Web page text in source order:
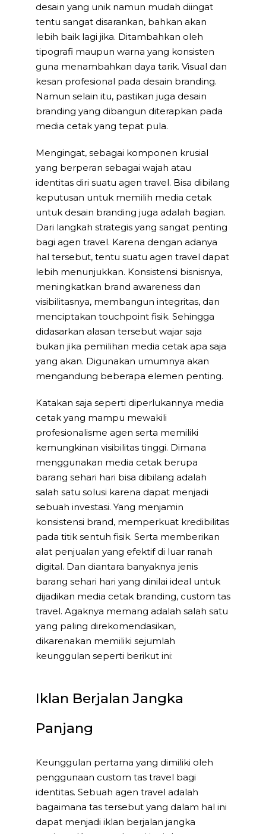
desain yang unik namun mudah diingat
tentu sangat disarankan, bahkan akan
lebih baik lagi jika. Ditambahkan oleh
tipografi maupun warna yang konsisten
guna menambahkan daya tarik. Visual dan
kesan profesional pada desain branding.
Namun selain itu, pastikan juga desain
branding yang dibangun diterapkan pada
media cetak yang tepat pula.
Mengingat, sebagai komponen krusial
yang berperan sebagai wajah atau
identitas diri suatu agen travel. Bisa dibilang
keputusan untuk memilih media cetak
untuk desain branding juga adalah bagian.
Dari langkah strategis yang sangat penting
bagi agen travel. Karena dengan adanya
hal tersebut, tentu suatu agen travel dapat
lebih menunjukkan. Konsistensi bisnisnya,
meningkatkan brand awareness dan
visibilitasnya, membangun integritas, dan
menciptakan touchpoint fisik. Sehingga
didasarkan alasan tersebut wajar saja
bukan jika pemilihan media cetak apa saja
yang akan. Digunakan umumnya akan
mengandung beberapa elemen penting.
Katakan saja seperti diperlukannya media
cetak yang mampu mewakili
profesionalisme agen serta memiliki
kemungkinan visibilitas tinggi. Dimana
menggunakan media cetak berupa
barang sehari hari bisa dibilang adalah
salah satu solusi karena dapat menjadi
sebuah investasi. Yang menjamin
konsistensi brand, memperkuat kredibilitas
pada titik sentuh fisik. Serta memberikan
alat penjualan yang efektif di luar ranah
digital. Dan diantara banyaknya jenis
barang sehari hari yang dinilai ideal untuk
dijadikan media cetak branding, custom tas
travel. Agaknya memang adalah salah satu
yang paling direkomendasikan,
dikarenakan memiliki sejumlah
keunggulan seperti berikut ini:
Iklan Berjalan Jangka
Panjang
Keunggulan pertama yang dimiliki oleh
penggunaan custom tas travel bagi
identitas. Sebuah agen travel adalah
bagaimana tas tersebut yang dalam hal ini
dapat menjadi iklan berjalan jangka